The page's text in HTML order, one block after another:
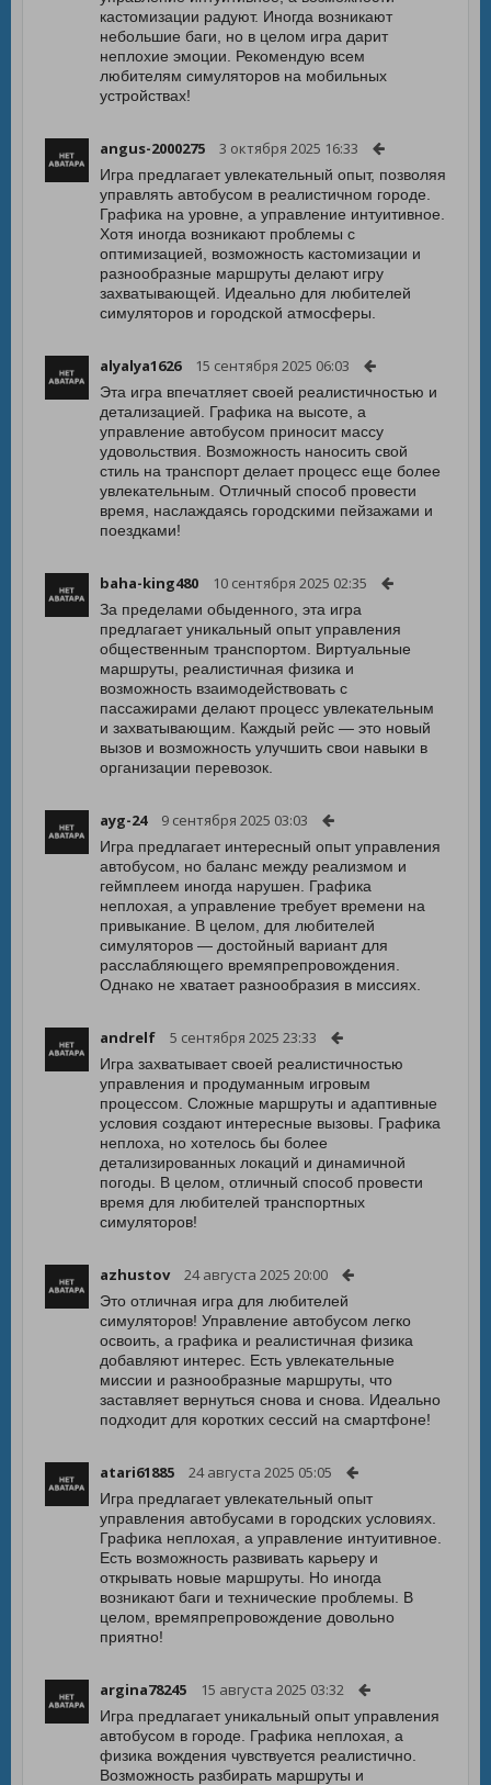
кастомизации радуют. Иногда возникают
небольшие баги, но в целом игра дарит
неплохие эмоции. Рекомендую всем
любителям симуляторов на мобильных
устройствах!
angus-2000275 3 октября 2025 16:33
Игра предлагает увлекательный опыт, позволяя
управлять автобусом в реалистичном городе.
Графика на уровне, а управление интуитивное.
Хотя иногда возникают проблемы с
оптимизацией, возможность кастомизации и
разнообразные маршруты делают игру
захватывающей. Идеально для любителей
симуляторов и городской атмосферы.
alyalya1626 15 сентября 2025 06:03
Эта игра впечатляет своей реалистичностью и
детализацией. Графика на высоте, а
управление автобусом приносит массу
удовольствия. Возможность наносить свой
стиль на транспорт делает процесс еще более
увлекательным. Отличный способ провести
время, наслаждаясь городскими пейзажами и
поездками!
baha-king480 10 сентября 2025 02:35
За пределами обыденного, эта игра
предлагает уникальный опыт управления
общественным транспортом. Виртуальные
маршруты, реалистичная физика и
возможность взаимодействовать с
пассажирами делают процесс увлекательным
и захватывающим. Каждый рейс — это новый
вызов и возможность улучшить свои навыки в
организации перевозок.
ayg-24 9 сентября 2025 03:03
Игра предлагает интересный опыт управления
автобусом, но баланс между реализмом и
геймплеем иногда нарушен. Графика
неплохая, а управление требует времени на
привыкание. В целом, для любителей
симуляторов — достойный вариант для
расслабляющего времяпрепровождения.
Однако не хватает разнообразия в миссиях.
andrelf 5 сентября 2025 23:33
Игра захватывает своей реалистичностью
управления и продуманным игровым
процессом. Сложные маршруты и адаптивные
условия создают интересные вызовы. Графика
неплоха, но хотелось бы более
детализированных локаций и динамичной
погоды. В целом, отличный способ провести
время для любителей транспортных
симуляторов!
azhustov 24 августа 2025 20:00
Это отличная игра для любителей
симуляторов! Управление автобусом легко
освоить, а графика и реалистичная физика
добавляют интерес. Есть увлекательные
миссии и разнообразные маршруты, что
заставляет вернуться снова и снова. Идеально
подходит для коротких сессий на смартфоне!
atari61885 24 августа 2025 05:05
Игра предлагает увлекательный опыт
управления автобусами в городских условиях.
Графика неплохая, а управление интуитивное.
Есть возможность развивать карьеру и
открывать новые маршруты. Но иногда
возникают баги и технические проблемы. В
целом, времяпрепровождение довольно
приятно!
argina78245 15 августа 2025 03:32
Игра предлагает уникальный опыт управления
автобусом в городе. Графика неплохая, а
физика вождения чувствуется реалистично.
Возможность разбирать маршруты и